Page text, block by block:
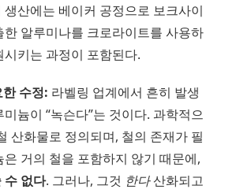
산에는 베이커 공정으로 보크사이
한 알루미나를 크로라이트를 사용하
키는 과정이 포함된다.
한 수정: 라벨링 업계에서 흔히 발생
늄이 “녹슨다”는 것이다. 과학적으
산화물로 정의되며, 철의 존재가 필
거의 철을 포함하지 않기 때문에,
수 없다. 그러나, 그것 한다산화되고